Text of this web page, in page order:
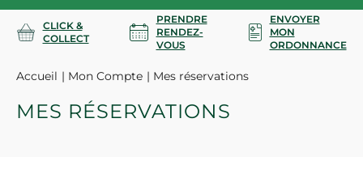
CLICK &
COLLECT
PRENDRE
RENDEZ-
VOUS
ENVOYER
MON
ORDONNANCE
Accueil Mon Compte Mes réservations
MES RÉSERVATIONS